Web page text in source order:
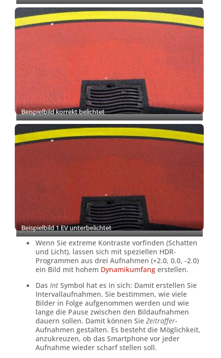
Beispielbild korrekt belichtet
Beispielbild 1 EV unterbelichtet
Wenn Sie extreme Kontraste vorfinden (Schatten
und Licht), lassen sich mit speziellen HDR-
Programmen aus drei Aufnahmen (+2.0, 0.0, -2.0)
ein Bild mit hohem Dynamikumfang erstellen.
Das Int Symbol hat es in sich: Damit erstellen Sie
Intervallaufnahmen. Sie bestimmen, wie viele
Bilder in Folge aufgenommen werden und wie
lange die Pause zwischen den Bildaufnahmen
dauern sollen. Damit können Sie Zeitraffer-
Aufnahmen gestalten. Es besteht die Möglichkeit,
anzukreuzen, ob das Smartphone vor jeder
Aufnahme wieder scharf stellen soll.